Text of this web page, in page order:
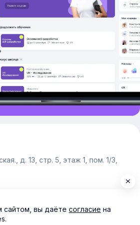
д. 13, стр. 5, этаж 1, пом. 1/3,
и предоставим бесплатный
сайтом, вы даёте согласие на